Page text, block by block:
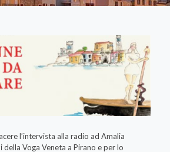
l’intervista alla radio ad Amalia
Voga Veneta a Pirano e per lo